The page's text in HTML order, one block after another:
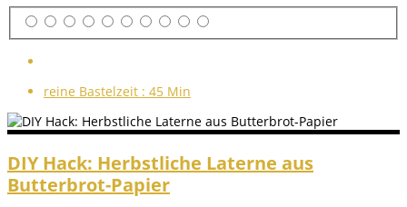
reine Bastelzeit : 45 Min
DIY Hack: Herbstliche Laterne aus
Butterbrot-Papier